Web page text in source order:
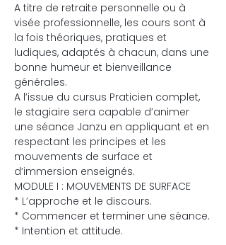
A titre de retraite personnelle ou à
visée professionnelle, les cours sont à
la fois théoriques, pratiques et
ludiques, adaptés à chacun, dans une
bonne humeur et bienveillance
générales.
A l’issue du cursus Praticien complet,
le stagiaire sera capable d’animer
une séance Janzu en appliquant et en
respectant les principes et les
mouvements de surface et
d’immersion enseignés.
MODULE I : MOUVEMENTS DE SURFACE
* L’approche et le discours.
* Commencer et terminer une séance.
* Intention et attitude.